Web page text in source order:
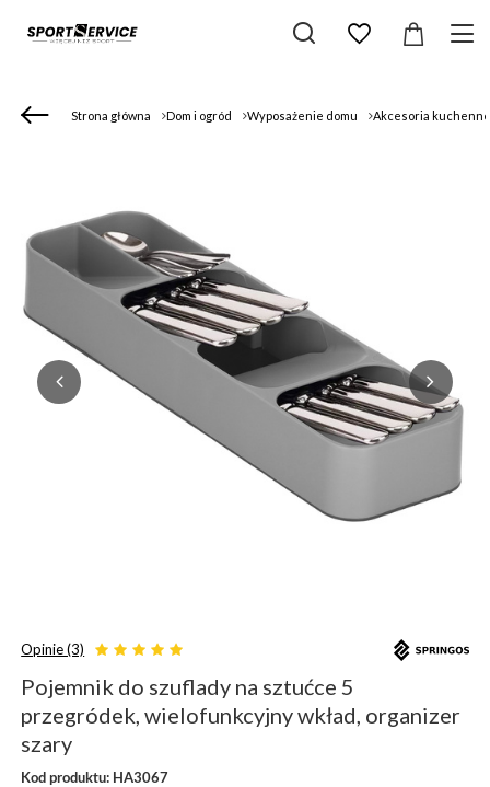
Strona główna Dom i ogród Wyposażenie domu Akcesoria
Opinie (3)
Pojemnik do szuflady na sztućce 5
przegródek, wielofunkcyjny wkład, organizer
szary
Kod produktu: HA3067